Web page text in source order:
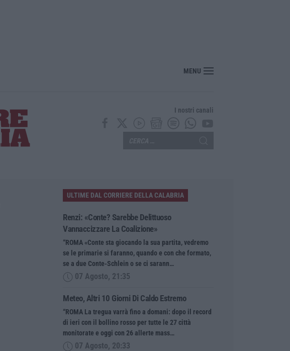
MENU
I nostri canali
ULTIME DAL CORRIERE DELLA CALABRIA
Renzi: «Conte? Sarebbe Delittuoso
Vannaccizzare La Coalizione»
“ROMA «Conte sta giocando la sua partita, vedremo
se le primarie si faranno, quando e con che formato,
se a due Conte-Schlein o se ci sarann…
07 Agosto, 21:35
Meteo, Altri 10 Giorni Di Caldo Estremo
“ROMA La tregua varrà fino a domani: dopo il record
di ieri con il bollino rosso per tutte le 27 città
monitorate e oggi con 26 allerte mass…
07 Agosto, 20:33